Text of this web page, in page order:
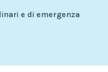
e di emergenza